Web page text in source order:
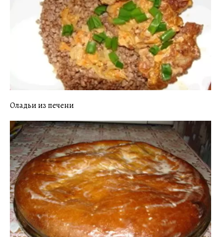
Оладьи из печени